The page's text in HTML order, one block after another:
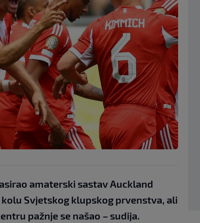
amaterski sastav Auckland
Svjetskog klupskog prvenstva, ali
pažnje se našao – sudija.